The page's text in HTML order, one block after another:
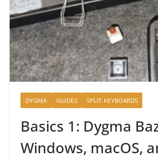
DYGMA GUIDES SPLIT KEYBOARDS
Basics 1: Dygma
Windows, macOS,